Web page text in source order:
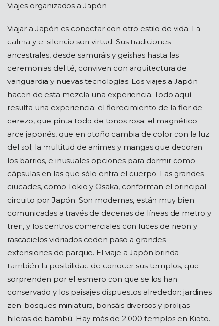
Viajes organizados a Japón
Viajar a Japón es conectar con otro estilo de vida. La
calma y el silencio son virtud. Sus tradiciones
ancestrales, desde samuráis y geishas hasta las
ceremonias del té, conviven con arquitectura de
vanguardia y nuevas tecnologías. Los viajes a Japón
hacen de esta mezcla una experiencia. Todo aquí
resulta una experiencia: el florecimiento de la flor de
cerezo, que pinta todo de tonos rosa; el magnético
arce japonés, que en otoño cambia de color con la luz
del sol; la multitud de animes y mangas que decoran
los barrios, e inusuales opciones para dormir como
cápsulas en las que sólo entra el cuerpo. Las grandes
ciudades, como Tokio y Osaka, conforman el principal
circuito por Japón. Son modernas, están muy bien
comunicadas a través de decenas de líneas de metro y
tren, y los centros comerciales con luces de neón y
rascacielos vidriados ceden paso a grandes
extensiones de parque. El viaje a Japón brinda
también la posibilidad de conocer sus templos, que
sorprenden por el esmero con que se los han
conservado y los paisajes dispuestos alrededor: jardines
zen, bosques miniatura, bonsáis diversos y prolijas
hileras de bambú. Hay más de 2.000 templos en Kioto.